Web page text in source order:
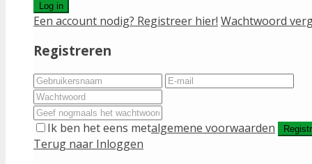
Log in
Een account nodig? Registreer hier! Wachtwoord
Registreren
Ik ben het eens metalgemene voorwaarden
Terug naar Inloggen